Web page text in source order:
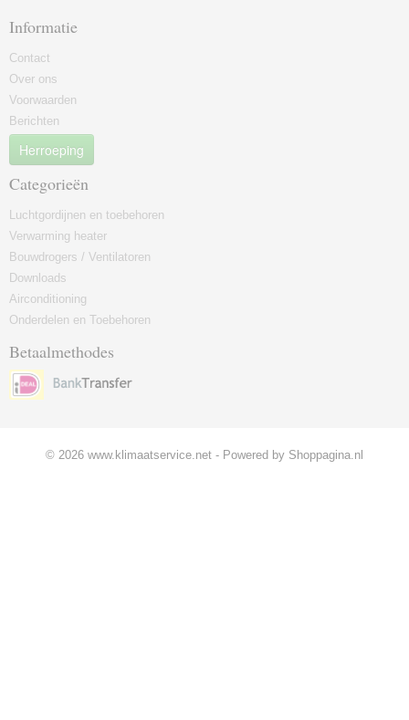
Informatie
Contact
Over ons
Voorwaarden
Berichten
Herroeping
Categorieën
Luchtgordijnen en toebehoren
Verwarming heater
Bouwdrogers / Ventilatoren
Downloads
Airconditioning
Onderdelen en Toebehoren
Betaalmethodes
© 2026 www.klimaatservice.net - Powered by Shoppagina.nl